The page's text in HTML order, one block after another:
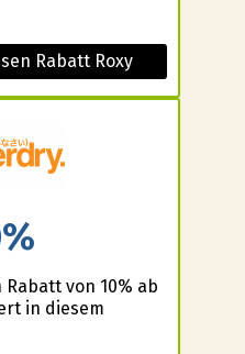
Rabatt Roxy
von 10% ab
in diesem